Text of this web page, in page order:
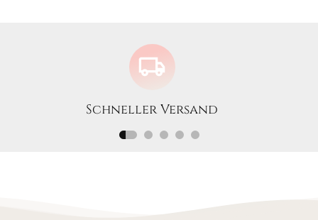
die perfekte Ergänzung zu einer Jacke, einem Pullover, einem
Rucksack oder einer Handtasche. Sie ist aus hochwertigen
Materialien mit viel Liebe zum Detail gefertigt und eignet
einen lieben Menschen.
Der Elefant kann auch als Glücksbringer dienen - z. B. vor
Motiv: weißer Elefant mit silbernem Umriss
Schneller Versand